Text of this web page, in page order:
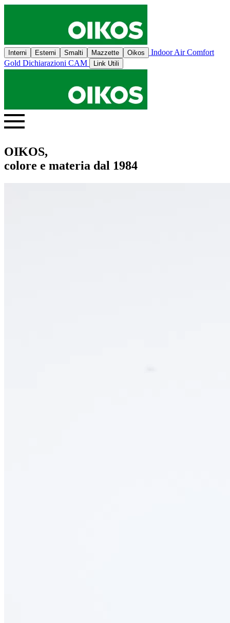
Interni Esterni Smalti Mazzette Oikos
Indoor Air Comfort
Gold Dichiarazioni CAM Link Utili
OIKOS,
colore e materia dal 1984